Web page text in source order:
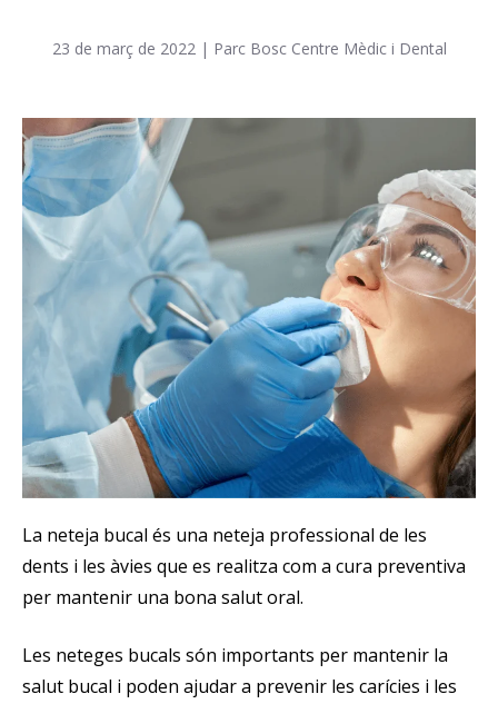
23 de març de 2022| Parc Bosc Centre Mèdic i Dental
La neteja bucal és una neteja professional de les
dents i les àvies que es realitza com a cura preventiva
per mantenir una bona salut oral.
Les neteges bucals són importants per mantenir la
salut bucal i poden ajudar a prevenir les carícies i les